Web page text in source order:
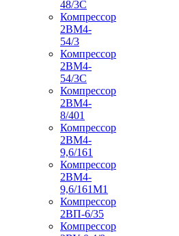
48/3С
Компрессор
2ВМ4-
54/3
Компрессор
2ВМ4-
54/3С
Компрессор
2ВМ4-
8/401
Компрессор
2ВМ4-
9,6/161
Компрессор
2ВМ4-
9,6/161М1
Компрессор
2ВП-6/35
Компрессор